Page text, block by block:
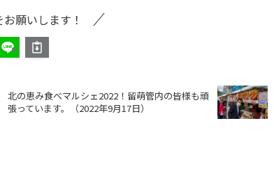
願いします！
北の恵み食べマルシェ2022！留萌管内の皆様も頑
張っています。（2022年9月17日）